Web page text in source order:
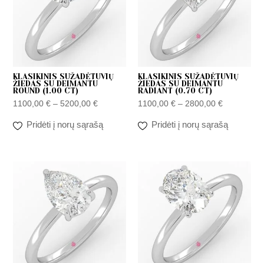
KLASIKINIS SUŽADĖTUVIŲ
ŽIEDAS SU DEIMANTU
ROUND (1.00 CT)
1100,00€ – 5200,00€
Pridėti į norų sąrašą
KLASIKINIS SUŽADĖTUVIŲ
ŽIEDAS SU DEIMANTU
RADIANT (0.70 CT)
1100,00 € – 2800,00 €
Pridėti į norų sąrašą
range:
1100,00 €
through
2800,00 €
range:
1100,00 €
through
2800,00 €